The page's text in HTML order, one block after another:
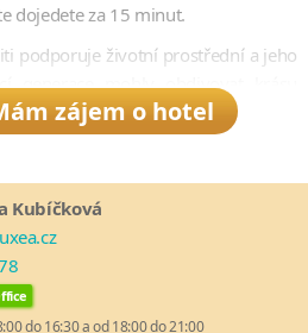
dojedete za 15 minut.
podporuje životní prostřední a jeho
generace mohly obdivovat krásu
zájem o hotel
Kubíčková
do 16:30 a od 18:00 do 21:00